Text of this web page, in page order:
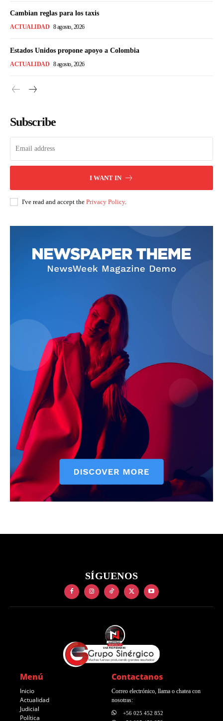
Cambian reglas para los taxis
ACTUALIDAD 8 agosto, 2026
Estados Unidos propone apoyo a Colombia
ACTUALIDAD 8 agosto, 2026
Subscribe
I WANT IN
I've read and accept the Privacy Policy.
SÍGUENOS
Menú
Inicio
Actualidad
Judicial
Política
Contactanos
Correo electrónico, llama o chatea con
nosotras:
+56 025 452 852